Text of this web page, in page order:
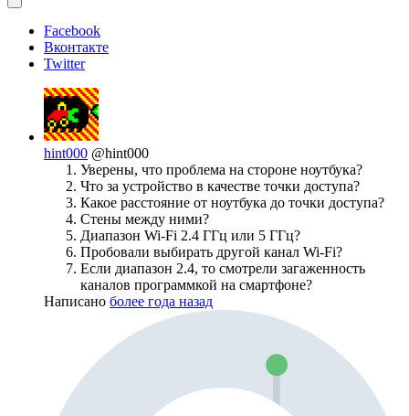
Facebook
Вконтакте
Twitter
hint000 @hint000
Уверены, что проблема на стороне ноутбука?
Что за устройство в качестве точки доступа?
Какое расстояние от ноутбука до точки доступа?
Стены между ними?
Диапазон Wi-Fi 2.4 ГГц или 5 ГГц?
Пробовали выбирать другой канал Wi-Fi?
Если диапазон 2.4, то смотрели загаженность
каналов программкой на смартфоне?
Написано более года назад